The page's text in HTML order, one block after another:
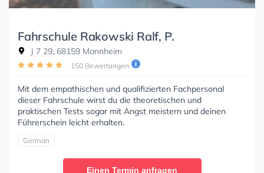
Fahrschule Rakowski Ralf, P.
J 7 29, 68159 Mannheim
150 Bewertungen
Mit dem empathischen und qualifizierten Fachpersonal
dieser Fahrschule wirst du die theoretischen und
praktischen Tests sogar mit Angst meistern und deinen
Führerschein leicht erhalten.
German
Einen Termin anfragen